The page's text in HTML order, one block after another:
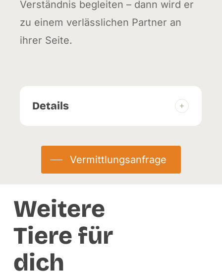
Verständnis begleiten – dann wird er
zu einem verlässlichen Partner an
ihrer Seite.
Details
Herkunft: Abgabe
Eingetroffen:14.11.2025
Vermittlungsanfrage
Weitere
Tiere für
dich